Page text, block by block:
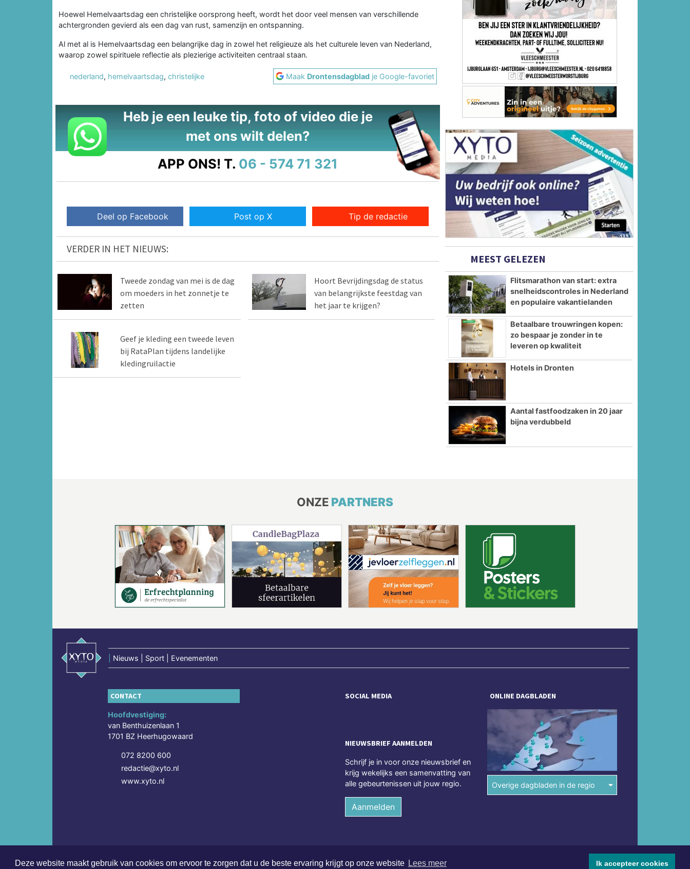
Deze website maakt gebruik van cookies om ervoor te zorgen dat u de beste ervaring krijgt op onze website Lees meer Ik accepteer cookies
Hoewel Hemelvaartsdag een christelijke oorsprong heeft, wordt het door veel mensen van verschillende
achtergronden gevierd als een dag van rust, samenzijn en ontspanning.
Al met al is Hemelvaartsdag een belangrijke dag in zowel het religieuze als het culturele leven van Nederland,
waarop zowel spirituele reflectie als plezierige activiteiten centraal staan.
nederland, hemelvaartsdag, christelijke Maak Drontensdagblad je Google-favoriet
Heb je een leuke tip, foto of video die je
met ons wilt delen?
APP ONS! T. 06 - 574 71 321
Deel op Facebook Post op X Tip de redactie
VERDER IN HET NIEUWS:
Tweede zondag van mei is de dag
om moeders in het zonnetje te
zetten
Hoort Bevrijdingsdag de status
van belangrijkste feestdag van
het jaar te krijgen?
Geef je kleding een tweede leven
bij RataPlan tijdens landelijke
kledingruilactie
MEEST GELEZEN
Flitsmarathon van start: extra
snelheidscontroles in Nederland
en populaire vakantielanden
Betaalbare trouwringen kopen:
zo bespaar je zonder in te
leveren op kwaliteit
Hotels in Dronten
Aantal fastfoodzaken in 20 jaar
bijna verdubbeld
ONZE PARTNERS
Nieuws | Sport | Evenementen
CONTACT
Hoofdvestiging:
van Benthuizenlaan 1
1701 BZ Heerhugowaard
072 8200 600
redactie@xyto.nl
www.xyto.nl
SOCIAL MEDIA
NIEUWSBRIEF AANMELDEN
Schrijf je in voor onze nieuwsbrief en
krijg wekelijks een samenvatting van
alle gebeurtenissen uit jouw regio.
Aanmelden
ONLINE DAGBLADEN
Overige dagbladen in de regio